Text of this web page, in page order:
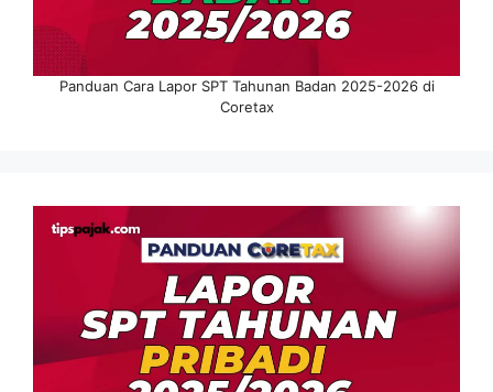
Panduan Cara Lapor SPT Tahunan Badan 2025-2026 di
Coretax